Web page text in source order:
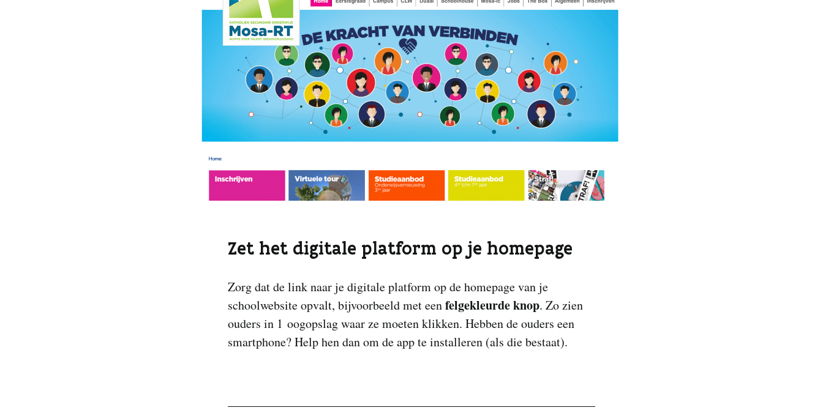
Zet het digitale platform op je homepage
Zorg dat de link naar je digitale platform op de homepage van je
schoolwebsite opvalt, bijvoorbeeld met eenfelgekleurde knop. Zo zien
ouders in 1 oogopslag waar ze moeten klikken. Hebben de ouders een
smartphone? Help hen dan om de app te installeren (als die bestaat).